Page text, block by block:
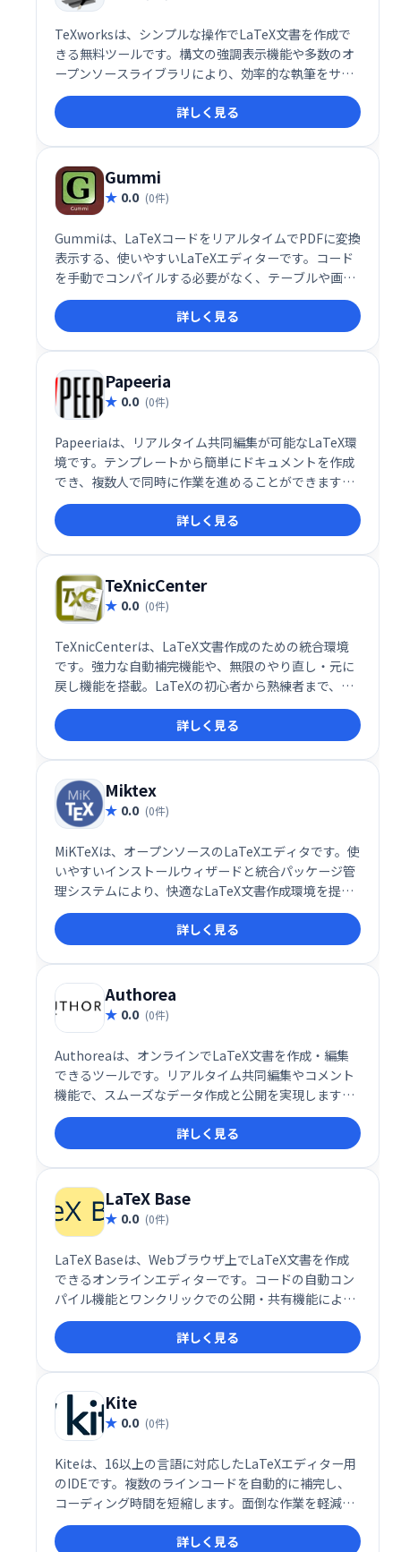
TeXworksは、シンプルな操作でLaTeX文書を作成で
きる無料ツールです。構文の強調表示機能や多数のオ
ープンソースライブラリにより、効率的な執筆をサポ
ート。PDFへの変換も容易に行えます。LaTeX初心者
にもおすすめです。
詳しく見る
Gummi
0.0 (0件)
Gummiは、LaTeXコードをリアルタイムでPDFに変換
表示する、使いやすいLaTeXエディターです。コード
を手動でコンパイルする必要がなく、テーブルや画像
の挿入も簡単に行えます。LaTeX文書作成を効率化し
たい方におすすめです。詳しく見る
Papeeria
0.0 (0件)
Papeeriaは、リアルタイム共同編集が可能なLaTeX環
境です。テンプレートから簡単にドキュメントを作成
でき、複数人で同時に作業を進めることができます。
LaTeXの専門知識がなくても、効率的な文書作成を支
援します。
詳しく見る
TeXnicCenter
0.0 (0件)
TeXnicCenterは、LaTeX文書作成のための統合環境
です。強力な自動補完機能や、無限のやり直し・元に
戻し機能を搭載。LaTeXの初心者から熟練者まで、効
率的な文書作成をサポートします。
詳しく見る
Miktex
0.0 (0件)
MiKTeXは、オープンソースのLaTeXエディタです。使
いやすいインストールウィザードと統合パッケージ管
理システムにより、快適なLaTeX文書作成環境を提供
します。数多くのパッケージを簡単に管理でき、様々
な種類の文書作成に対応可能です。無料でご利用いた
だけます。
詳しく見る
Authorea
0.0 (0件)
Authoreaは、オンラインでLaTeX文書を作成・編集
できるツールです。リアルタイム共同編集やコメント
機能で、スムーズなデータ作成と公開を実現します。
複雑な数式や図表も簡単に扱え、共同研究や論文執筆
に最適です。
詳しく見る
LaTeX Base
0.0 (0件)
LaTeX Baseは、Webブラウザ上でLaTeX文書を作成
できるオンラインエディターです。コードの自動コン
パイル機能とワンクリックでの公開・共有機能によ
り、効率的な文書作成を実現します。複雑な数式や図
表も簡単に扱え、論文やレポート作成に最適です。
詳しく見る
Kite
0.0 (0件)
Kiteは、16以上の言語に対応したLaTeXエディター用
のIDEです。複数のラインコードを自動的に補完し、
コーディング時間を短縮します。面倒な作業を軽減
し、より効率的なコーディングを実現します。
詳しく見る